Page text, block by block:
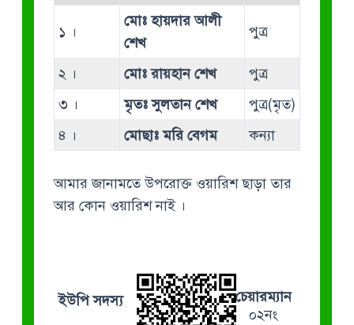
১ ।
মোঃ হায়দার আলী
শেখ
পুত্র
২ । মোঃ রায়হান শেখ
পুত্র
৩ ।
মৃতঃ সুলতান শেখ
পুত্র(মৃত)
৪ ।
মোছাঃ মরি বেগম কন্যা
আমার জানামতে উপরোক্ত ওয়ারিশ ছাড়া তার
আর কোন ওয়ারিশ নাই ।
ইউপি সদস্য
চেয়ারম্যান
০২নং